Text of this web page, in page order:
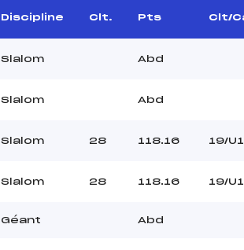
Discipline Clt. Pts Clt/
Slalom Abd
Slalom Abd
Slalom 28 118.16 19/
Slalom 28 118.16 19/
Géant Abd